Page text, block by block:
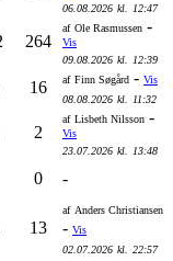
06.08.2026 kl. 12:47
264
af Ole Rasmussen -
Vis
09.08.2026 kl. 12:39
16 af Finn Søgård - Vis
08.08.2026 kl. 11:32
2
af Lisbeth Nilsson -
Vis
23.07.2026 kl. 13:48
0 -
13
af Anders Christiansen
- Vis
02.07.2026 kl. 22:57